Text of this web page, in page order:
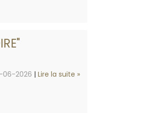
06-2026 |Lire la suite »